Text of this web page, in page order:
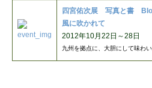
四宮佑次展 写真と書
風に吹かれて
2012年10月22日～28日
九州を拠点に、大胆にして味わい